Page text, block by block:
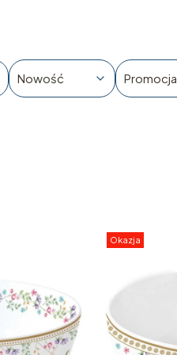
Nowość Promocja
Okazja